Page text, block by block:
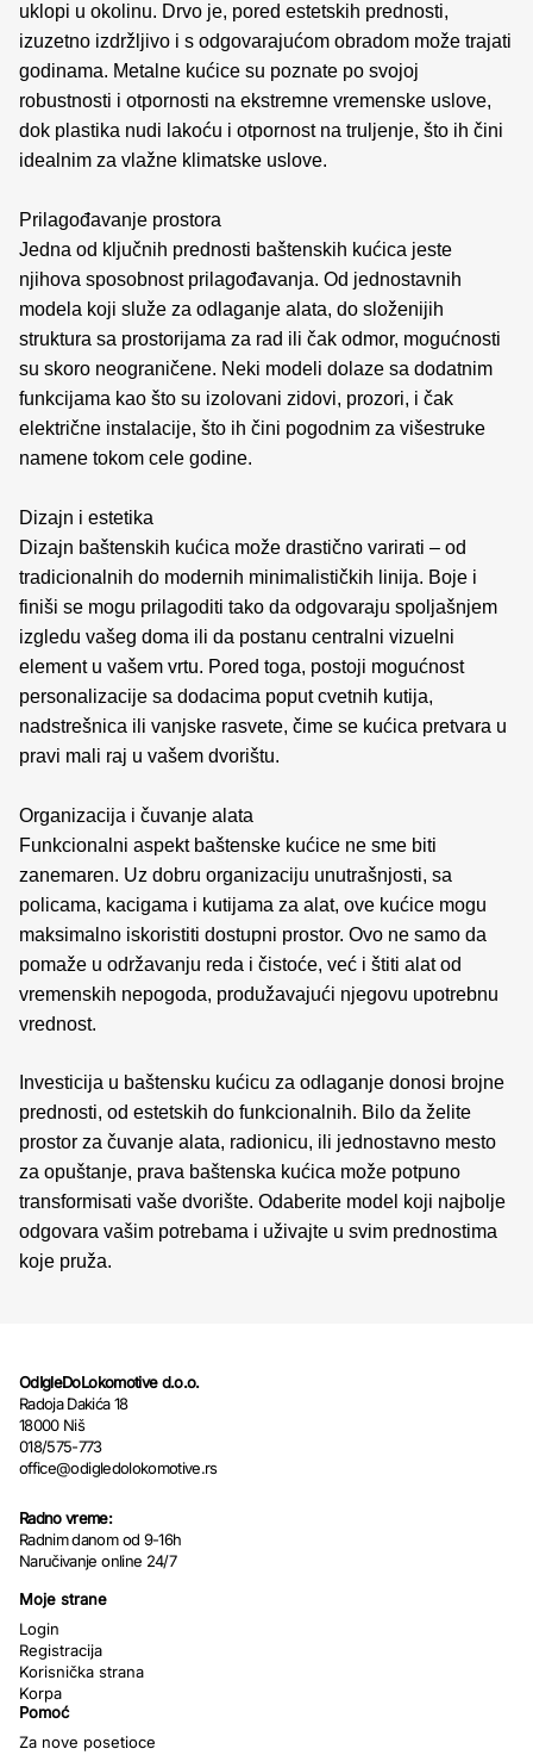
uklopi u okolinu. Drvo je, pored estetskih prednosti,
izuzetno izdržljivo i s odgovarajućom obradom može trajati
godinama. Metalne kućice su poznate po svojoj
robustnosti i otpornosti na ekstremne vremenske uslove,
dok plastika nudi lakoću i otpornost na truljenje, što ih čini
idealnim za vlažne klimatske uslove.
Prilagođavanje prostora
Jedna od ključnih prednosti baštenskih kućica jeste
njihova sposobnost prilagođavanja. Od jednostavnih
modela koji služe za odlaganje alata, do složenijih
struktura sa prostorijama za rad ili čak odmor, mogućnosti
su skoro neograničene. Neki modeli dolaze sa dodatnim
funkcijama kao što su izolovani zidovi, prozori, i čak
električne instalacije, što ih čini pogodnim za višestruke
namene tokom cele godine.
Dizajn i estetika
Dizajn baštenskih kućica može drastično varirati – od
tradicionalnih do modernih minimalističkih linija. Boje i
finiši se mogu prilagoditi tako da odgovaraju spoljašnjem
izgledu vašeg doma ili da postanu centralni vizuelni
element u vašem vrtu. Pored toga, postoji mogućnost
personalizacije sa dodacima poput cvetnih kutija,
nadstrešnica ili vanjske rasvete, čime se kućica pretvara u
pravi mali raj u vašem dvorištu.
Organizacija i čuvanje alata
Funkcionalni aspekt baštenske kućice ne sme biti
zanemaren. Uz dobru organizaciju unutrašnjosti, sa
policama, kacigama i kutijama za alat, ove kućice mogu
maksimalno iskoristiti dostupni prostor. Ovo ne samo da
pomaže u održavanju reda i čistoće, već i štiti alat od
vremenskih nepogoda, produžavajući njegovu upotrebnu
vrednost.
Investicija u baštensku kućicu za odlaganje donosi brojne
prednosti, od estetskih do funkcionalnih. Bilo da želite
prostor za čuvanje alata, radionicu, ili jednostavno mesto
za opuštanje, prava baštenska kućica može potpuno
transformisati vaše dvorište. Odaberite model koji najbolje
odgovara vašim potrebama i uživajte u svim prednostima
koje pruža.
OdIgleDoLokomotive d.o.o.
Radoja Dakića 18
18000 Niš
018/575-773
office@odigledolokomotive.rs
Radno vreme:
Radnim danom od 9-16h
Naručivanje online 24/7
Moje strane
Login
Registracija
Korisnička strana
Korpa
Pomoć
Za nove posetioce